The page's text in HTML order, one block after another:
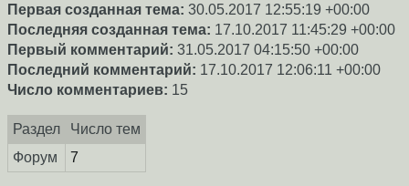
Первая созданная тема: 30.05.2017 12:55:19 +00:00
Последняя созданная тема: 17.10.2017 11:45:29 +00:00
Первый комментарий: 31.05.2017 04:15:50 +00:00
Последний комментарий: 17.10.2017 12:06:11 +00:00
Число комментариев: 15
Раздел
Число тем
Форум
7